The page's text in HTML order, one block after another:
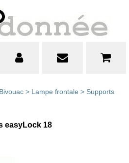
Bivouac > Lampe frontale > Supports
easyLock 18